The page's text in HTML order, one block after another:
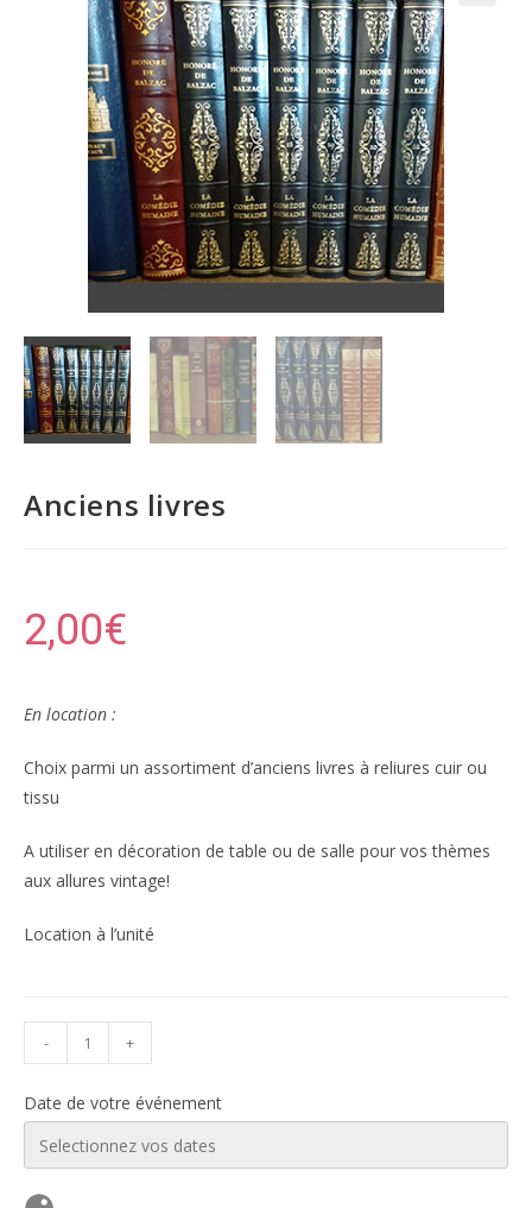
Anciens livres
2,00€
En location :
Choix parmi un assortiment d’anciens livres à reliures cuir ou
tissu
A utiliser en décoration de table ou de salle pour vos thèmes
aux allures vintage!
Location à l’unité
- +
Date de votre événement